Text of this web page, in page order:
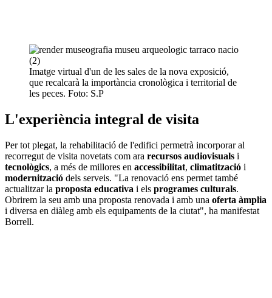
Imatge virtual d'un de les sales de la nova exposició,
que recalcarà la importància cronològica i territorial de
les peces. Foto: S.P
L'experiència integral de visita
Per tot plegat, la rehabilitació de l'edifici permetrà incorporar al
recorregut de visita novetats com ara recursos audiovisuals i
tecnològics, a més de millores en accessibilitat, climatització i
modernització dels serveis. "La renovació ens permet també
actualitzar la proposta educativa i els programes culturals.
Obrirem la seu amb una proposta renovada i amb una oferta àmplia
i diversa en diàleg amb els equipaments de la ciutat", ha manifestat
Borrell.